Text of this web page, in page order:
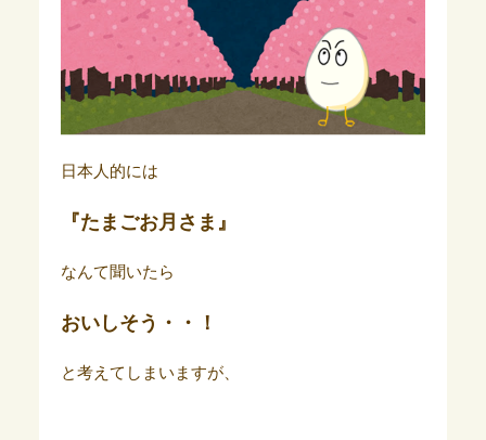
日本人的には
『たまごお月さま』
なんて聞いたら
おいしそう・・！
と考えてしまいますが、